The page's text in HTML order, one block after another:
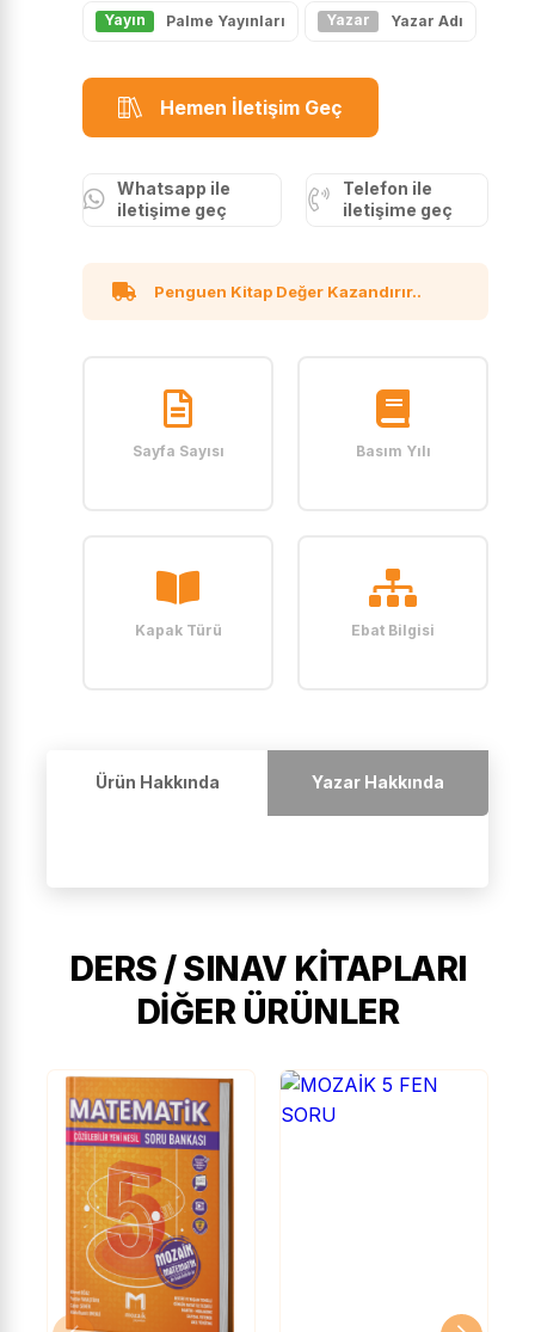
Yayın Palme Yayınları Yazar Yazar Adı
Hemen İletişim Geç
Whatsapp ile
iletişime geç
Telefon ile
iletişime geç
Penguen Kitap Değer Kazandırır..
Sayfa Sayısı Basım Yılı
Kapak Türü Ebat Bilgisi
Ürün Hakkında Yazar Hakkında
DERS / SINAV KITAPLARI
DIĞER ÜRÜNLER